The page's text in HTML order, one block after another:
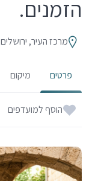
הזמנים.
מרכז העיר, ירושלים
פרטים מיקום
הוסף למועדפים